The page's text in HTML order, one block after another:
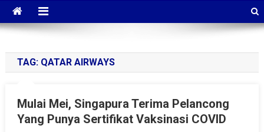
TAG: QATAR AIRWAYS
Mulai Mei, Singapura Terima Pelancong
Yang Punya Sertifikat Vaksinasi COVID